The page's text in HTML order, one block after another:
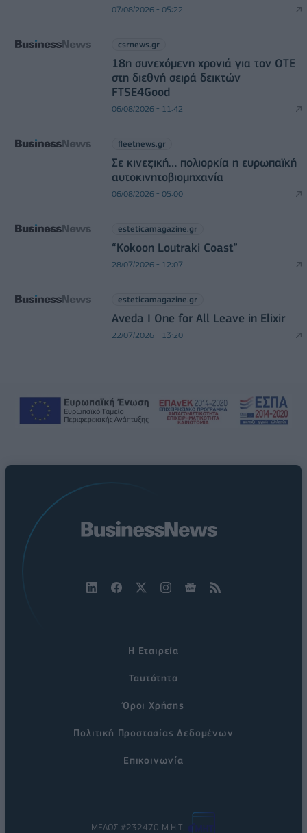
07/08/2026 - 05:22
csrnews.gr
18η συνεχόμενη χρονιά για τον ΟΤΕ
στη διεθνή σειρά δεικτών
FTSE4Good
06/08/2026 - 11:42
fleetnews.gr
Σε κινεζική… πολιορκία η ευρωπαϊκή
αυτοκινητοβιομηχανία
06/08/2026 - 05:00
esteticamagazine.gr
“Kokoon Loutraki Coast”
28/07/2026 - 12:07
esteticamagazine.gr
Aveda I One for All Leave in Elixir
22/07/2026 - 13:20
Η Εταιρεία
Ταυτότητα
Όροι Χρήσης
Πολιτική Προστασίας Δεδομένων
Επικοινωνία
ΜΕΛΟΣ #232470 Μ.Η.Τ.